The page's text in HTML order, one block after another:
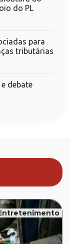
do PL
para
tributárias
debate